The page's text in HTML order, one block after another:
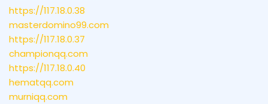
https://117.18.0.38
masterdomino99.com
https://117.18.0.37
championqq.com
https://117.18.0.40
hematqq.com
murniqq.com